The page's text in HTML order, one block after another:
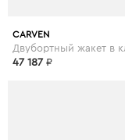
CARVEN
Двубортный жакет в
47 187 ₽